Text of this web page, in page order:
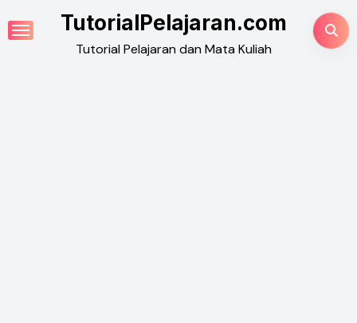
to
TutorialPelajaran.com
Tutorial Pelajaran dan Mata Kuliah